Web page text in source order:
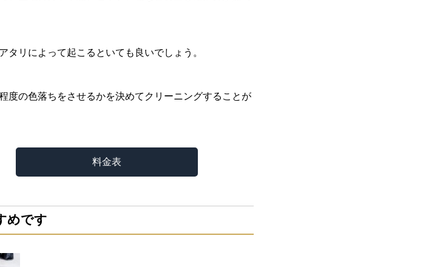
リによって起こるといても良いでしょう。
度の色落ちをさせるかを決めてクリーニングすることが
料金表
めです